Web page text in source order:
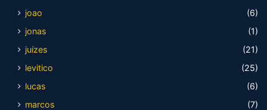
joao
(6)
jonas
(1)
juízes
(21)
levitico
(25)
lucas
(6)
marcos
(7)